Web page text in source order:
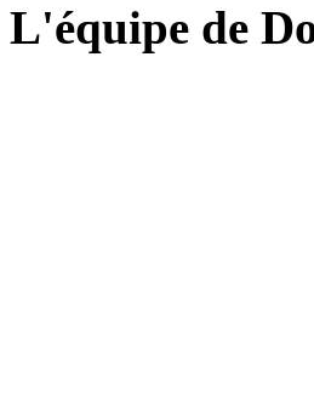
L'équipe de